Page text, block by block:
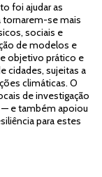
foi ajudar as
se mais
sociais e
de modelos e
objetivo prático e
cidades, sujeitas a
climáticas. O
de investigação
— e também apoiou
para estes